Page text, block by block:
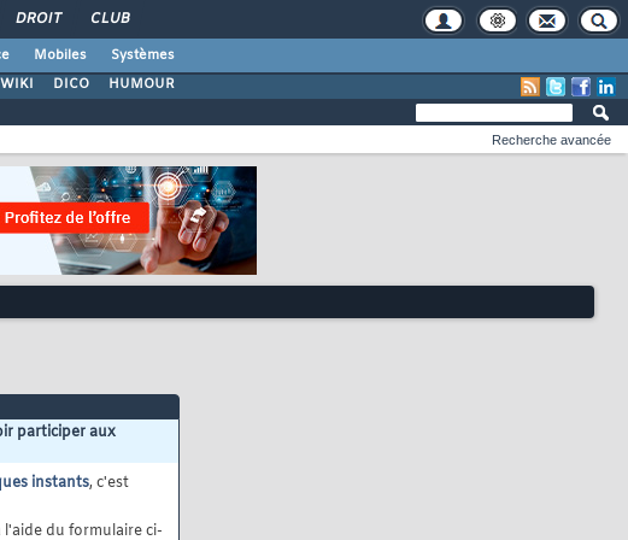
DROIT CLUB
Mobiles
Systèmes
WIKI DICO HUMOUR
Recherche avancée
participer aux
instants, c'est
du formulaire ci-